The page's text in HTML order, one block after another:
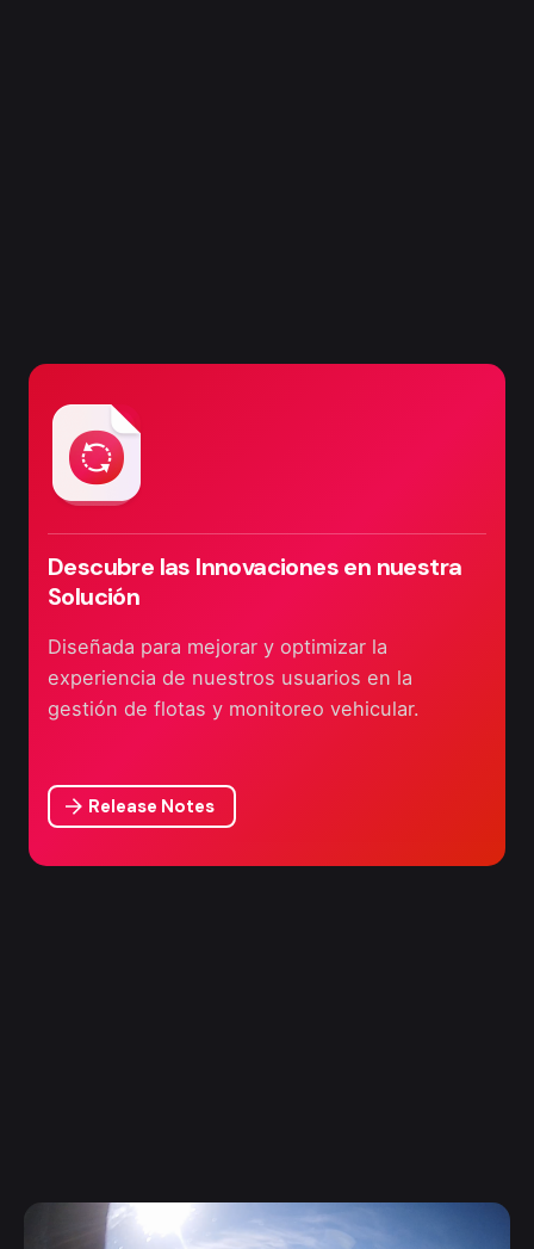
Descubre las Innovaciones en nuestra
Solución
Diseñada para mejorar y optimizar la
experiencia de nuestros usuarios en la
gestión de flotas y monitoreo vehicular.
Release Notes